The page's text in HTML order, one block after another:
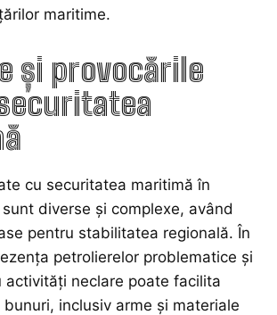
maritime.
și provocările
cu securitatea maritimă în
diverse și complexe, având
pentru stabilitatea regională. În
petrolierelor problematice și
activități neclare poate facilita
inclusiv arme și materiale